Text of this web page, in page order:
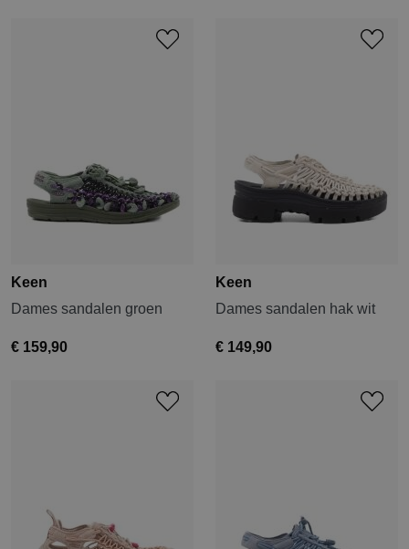
Keen
Dames sandalen groen
€ 159,90
Keen
Dames sandalen hak wit
€ 149,90